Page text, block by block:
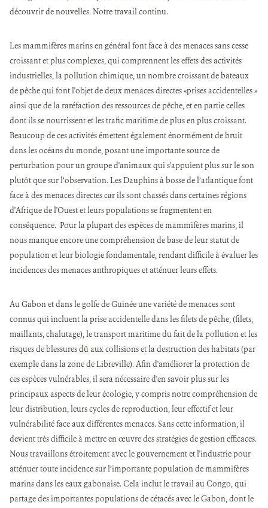
découvrir de nouvelles. Notre travail continu.
Les mammifères marins en général font face à des menaces sans cesse
croissant et plus complexes, qui comprennent les effets des activités
industrielles, la pollution chimique, un nombre croissant de bateaux
de pêche qui font l'objet de deux menaces directes «prises accidentelles »
ainsi que de la raréfaction des ressources de pêche, et en partie celles
dont ils se nourrissent et les trafic maritime de plus en plus croissant.
Beaucoup de ces activités émettent également énormément de bruit
dans les océans du monde, posant une importante source de
perturbation pour un groupe d'animaux qui s'appuient plus sur le son
plutôt que sur l’observation. Les Dauphins à bosse de l’atlantique font
face à des menaces directes car ils sont chassés dans certaines régions
d'Afrique de l'Ouest et leurs populations se fragmentent en
conséquence. Pour la plupart des espèces de mammifères marins, il
nous manque encore une compréhension de base de leur statut de
population et leur biologie fondamentale, rendant difficile à évaluer les
incidences des menaces anthropiques et atténuer leurs effets.
Au Gabon et dans le golfe de Guinée une variété de menaces sont
connus qui incluent la prise accidentelle dans les filets de pêche, (filets,
maillants, chalutage), le transport maritime du fait de la pollution et les
risques de blessuresdû aux collisions et la destruction des habitats (par
exemple dans la zone de Libreville). Afin d'améliorer la protection de
ces espèces vulnérables, il sera nécessaire d'en savoir plus sur les
principaux aspects de leur écologie, y compris notre compréhension de
leur distribution, leurs cycles de reproduction, leur effectif et leur
vulnérabilité face aux différentes menaces. Sans cette information, il
devient très difficile à mettre en œuvre des stratégies de gestion efficaces.
Nous travaillons étroitement avec le gouvernement et l'industrie pour
atténuer toute incidence sur l’importante population de mammifères
marins dans les eaux gabonaise. Cela inclut le travail au Congo, qui
partage des importantes populations de cétacés avec le Gabon, dont le